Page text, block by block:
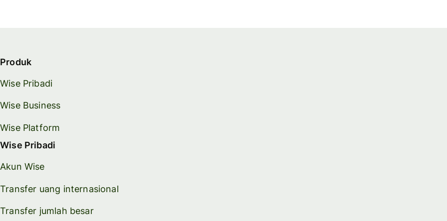
Produk
Wise Pribadi
Wise Business
Wise Platform
Wise Pribadi
Akun Wise
Transfer uang internasional
Transfer jumlah besar